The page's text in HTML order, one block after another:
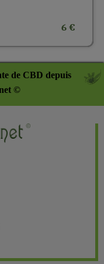
6 €
de CBD depuis
©